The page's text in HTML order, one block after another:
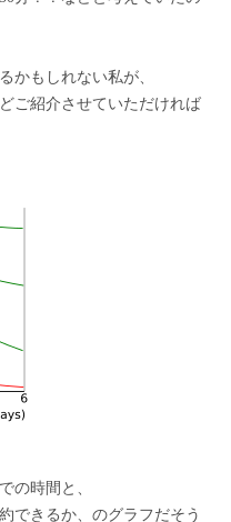
かもしれない私が、
ご紹介させていただければ
の時間と、
できるか、のグラフだそう